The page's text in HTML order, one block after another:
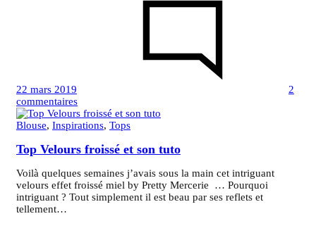
22 mars 2019
2
commentairessur
Blouse
TRESOR
My
Bison
Blouse, Inspirations, Tops
Top Velours froissé et son tuto
Voilà quelques semaines j’avais sous la main cet intriguant
velours effet froissé miel by Pretty Mercerie … Pourquoi
intriguant ? Tout simplement il est beau par ses reflets et
tellement…